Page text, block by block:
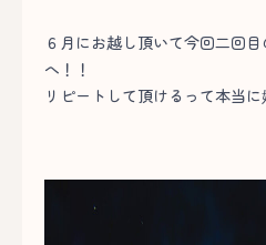
６月にお越し頂いて今回二回
へ！！
リピートして頂けるって本当